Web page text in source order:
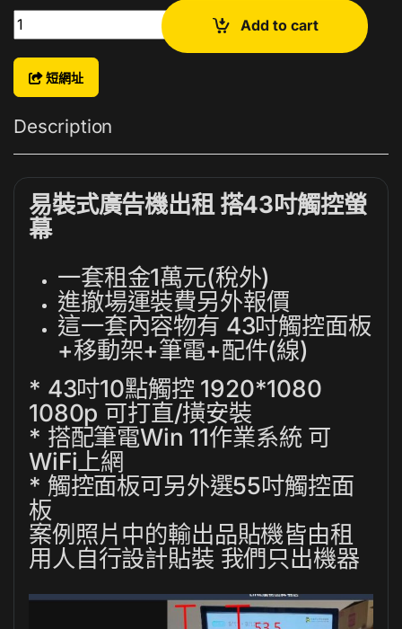
易裝式 43吋 廣告機出租 quantity Add to cart
短網址
Description
易裝式廣告機出租 搭43吋觸控螢
幕
一套租金1萬元(稅外)
進撤場運裝費另外報價
這一套內容物有 43吋觸控面板
+移動架+筆電+配件(線)
* 43吋10點觸控 1920*1080
1080p 可打直/撗安裝
* 搭配筆電Win 11作業系統 可
WiFi上網
* 觸控面板可另外選55吋觸控面
板
案例照片中的輸出品貼機皆由租
用人自行設計貼裝 我們只出機器